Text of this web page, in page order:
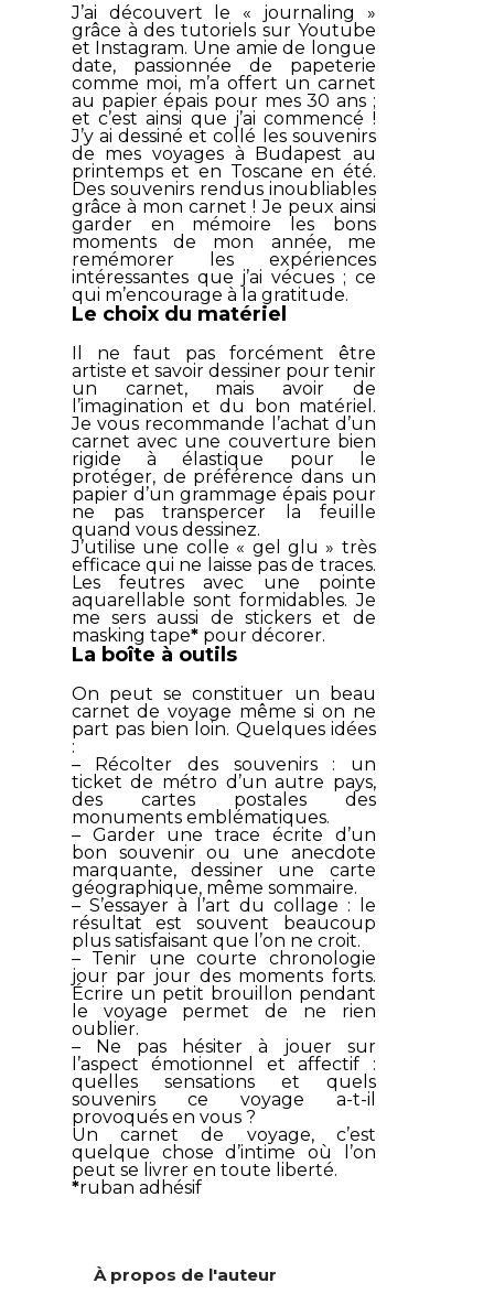
J’ai découvert le « journaling »
grâce à des tutoriels sur Youtube
et Instagram. Une amie de longue
date, passionnée de papeterie
comme moi, m’a offert un carnet
au papier épais pour mes 30 ans ;
et c’est ainsi que j’ai commencé !
J’y ai dessiné et collé les souvenirs
de mes voyages à Budapest au
printemps et en Toscane en été.
Des souvenirs rendus inoubliables
grâce à mon carnet ! Je peux ainsi
garder en mémoire les bons
moments de mon année, me
remémorer les expériences
intéressantes que j’ai vécues ; ce
qui m’encourage à la gratitude.
Le choix du matériel
Il ne faut pas forcément être
artiste et savoir dessiner pour tenir
un carnet, mais avoir de
l’imagination et du bon matériel.
Je vous recommande l’achat d’un
carnet avec une couverture bien
rigide à élastique pour le
protéger, de préférence dans un
papier d’un grammage épais pour
ne pas transpercer la feuille
quand vous dessinez.
J’utilise une colle « gel glu » très
efficace qui ne laisse pas de traces.
Les feutres avec une pointe
aquarellable sont formidables. Je
me sers aussi de stickers et de
masking tape*pour décorer.
La boîte à outils
On peut se constituer un beau
carnet de voyage même si on ne
part pas bien loin. Quelques idées
:
– Récolter des souvenirs : un
ticket de métro d’un autre pays,
des cartes postales des
monuments emblématiques.
– Garder une trace écrite d’un
bon souvenir ou une anecdote
marquante, dessiner une carte
géographique, même sommaire.
– S’essayer à l’art du collage : le
résultat est souvent beaucoup
plus satisfaisant que l’on ne croit.
– Tenir une courte chronologie
jour par jour des moments forts.
Écrire un petit brouillon pendant
le voyage permet de ne rien
oublier.
– Ne pas hésiter à jouer sur
l’aspect émotionnel et affectif :
quelles sensations et quels
souvenirs ce voyage a-t-il
provoqués en vous ?
Un carnet de voyage, c’est
quelque chose d’intime où l’on
peut se livrer en toute liberté.
*ruban adhésif
À propos de l'auteur